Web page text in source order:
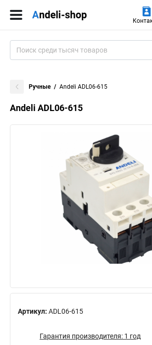
Ручные Andeli ADL06-615
Andeli ADL06-615
Артикул: ADL06-615
Гарантия производителя: 1 год